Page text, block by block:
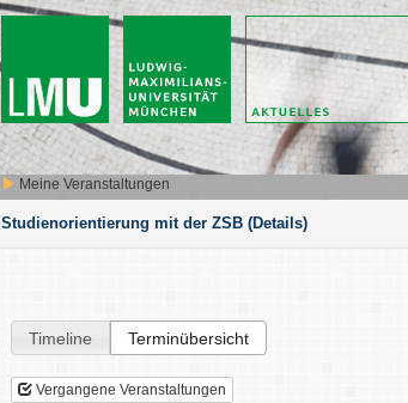
Meine Veranstaltungen
Studienorientierung mit der ZSB (Details)
Timeline Terminübersicht
Vergangene Veranstaltungen